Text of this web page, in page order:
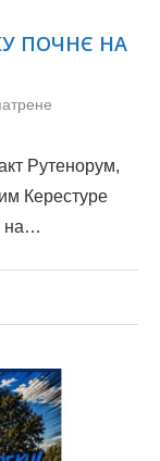
ПОЧНЄ НА
Рутенорум,
Керестуре
на…